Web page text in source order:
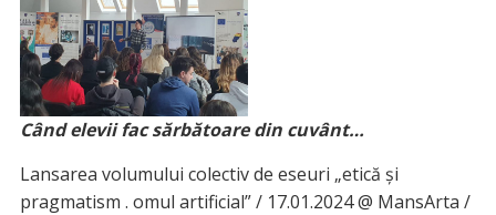
Când elevii fac sărbătoare din cuvânt…
Lansarea volumului colectiv de eseuri „etică și
pragmatism . omul artificial” / 17.01.2024 @ MansArta /